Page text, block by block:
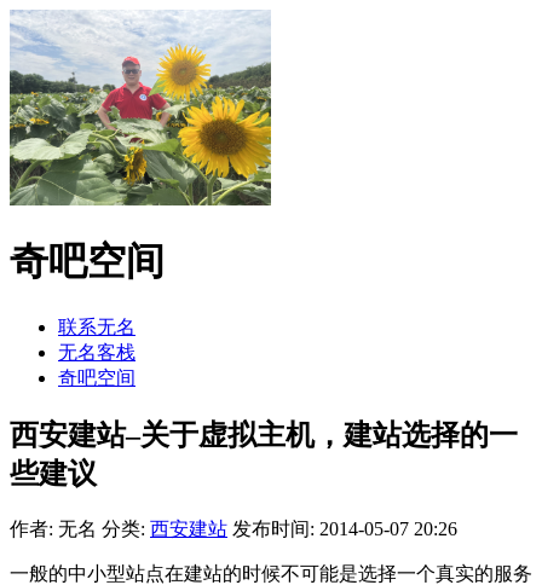
奇吧空间
联系无名
无名客栈
奇吧空间
西安建站–关于虚拟主机，建站选择的一
些建议
作者: 无名 分类: 西安建站 发布时间: 2014-05-07 20:26
一般的中小型站点在建站的时候不可能是选择一个真实的服务